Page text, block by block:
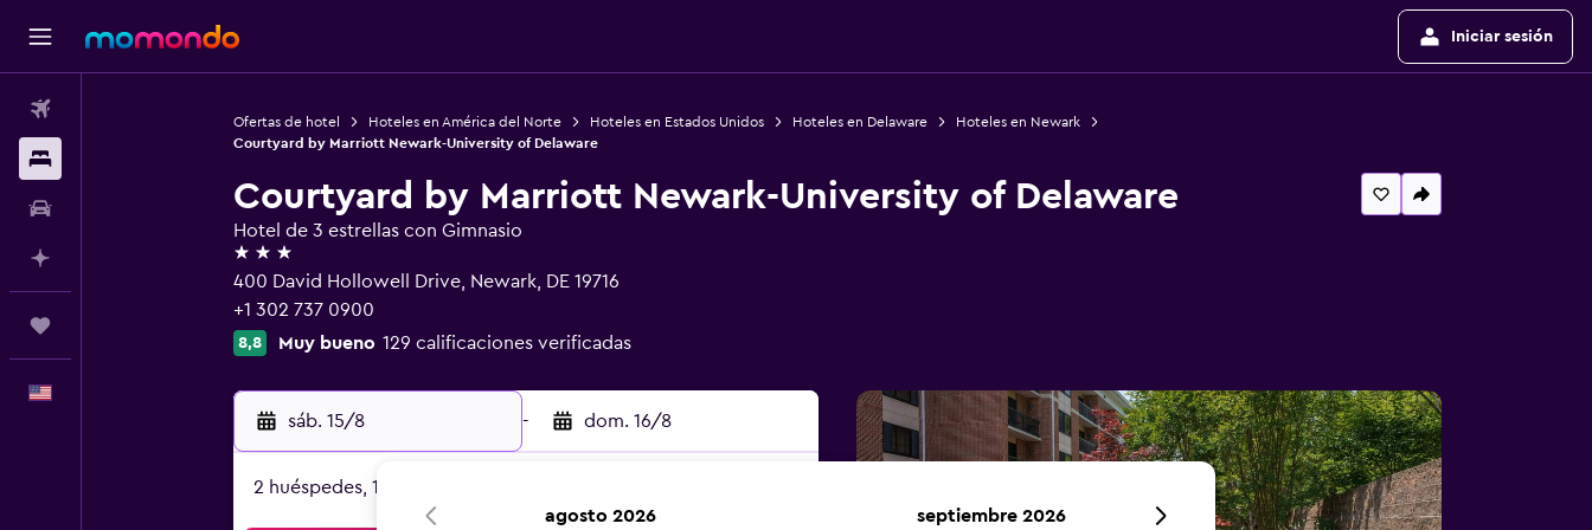
Iniciar sesión
Ofertas de hotel Hoteles en América del Norte Hoteles en Estados Unidos Hoteles en Delaware
Hoteles en Newark
Courtyard by Marriott Newark-University of Delaware
Courtyard by Marriott Newark-University of Delaware
Hotel de 3 estrellas con Gimnasio
3 estrellas
400 David Hollowell Drive, Newark, DE 19716
+1 302 737 0900
8,8 Muy bueno 129 calificaciones verificadas
sáb. 15/8 - dom. 16/8
2 huéspedes, 1 habitación
agosto 2026 septiembre 2026